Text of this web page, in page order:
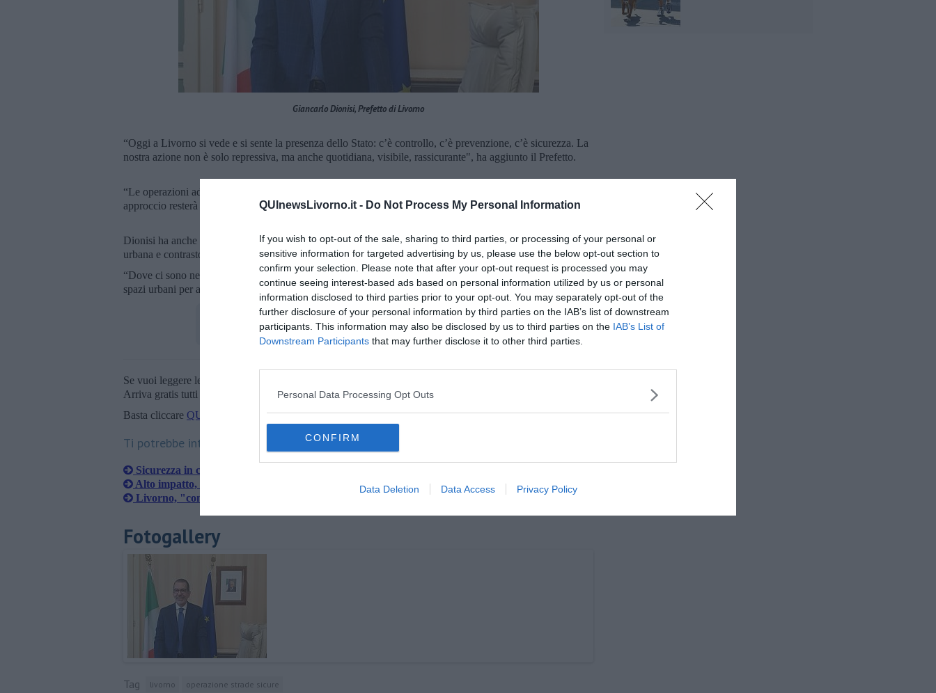
QUInewsLivorno.it - Do Not Process My Personal Information
If you wish to opt-out of the sale, sharing to third parties, or processing of your personal or
sensitive information for targeted advertising by us, please use the below opt-out section to
confirm your selection. Please note that after your opt-out request is processed you may
continue seeing interest-based ads based on personal information utilized by us or personal
information disclosed to third parties prior to your opt-out. You may separately opt-out of the
further disclosure of your personal information by third parties on the IAB’s list of downstream
participants. This information may also be disclosed by us to third parties on the IAB’s List of
Downstream Participants that may further disclose it to other third parties.
Personal Data Processing Opt Outs
CONFIRM
Data Deletion Data Access Privacy Policy
Giancarlo Dionisi, Prefetto di Livorno
“Oggi a Livorno si vede e si sente la presenza dello Stato: c’è controllo, c’è prevenzione, c’è sicurezza. La
nostra azione non è solo repressiva, ma anche quotidiana, visibile, rassicurante", ha aggiunto il Prefetto.
“Le operazioni ad alto impatto continueranno senza soluzione di continuità. - ha proseguito - Questo
approccio resterà strutturale, costante, perché ha dimostrato di funzionare.”
Dionisi ha anche sottolineato l’importanza del commercio di vicinato come elemento centrale di vivibilità
urbana e contrasto alla microcriminalità.
“Dove ci sono negozi aperti, c’è vita, c’è sicurezza. Serve che l’imprenditoria sana torni a occupare gli
spazi urbani per aiutare a renderli più sicuri", ha concluso il Prefetto.
Se vuoi leggere le notizie principali della Toscana iscriviti alla
Arriva gratis tutti i giorni alle 20:00 direttamente nella tua casella di posta.
Basta cliccare QUI
Ti potrebbe interessare anche:
Sicurezza in città, un arresto e sei denunce
Alto impatto, i numeri della task force
Livorno, "controlli efficaci contro i reati"
Fotogallery
Tag livorno operazione strade sicure